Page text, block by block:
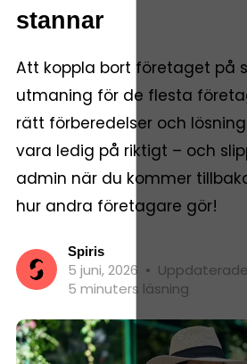
stannar
Att koppla bort företaget på
utmaning för de flesta
rätt förberedelser och
vara ledig på riktigt – och
admin när du kommer
hur andra företagare gör!
Spiris
5 juni, 2026 •
5 minuters läsning